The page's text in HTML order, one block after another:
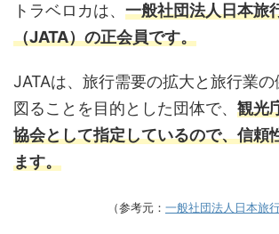
トラベロカは、 一般社団法人日本旅
（JATA）の正会員です。
JATAは、旅行需要の拡大と旅行業の
図ることを目的とした団体で、 観光
協会として指定しているので、信頼
ます。
（参考元： 一般社団法人日本旅